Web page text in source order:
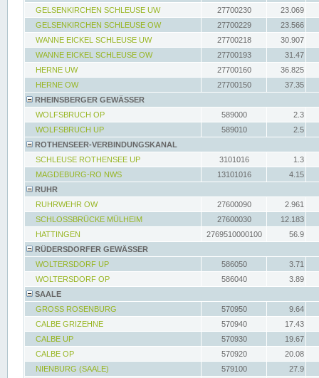
GELSENKIRCHEN SCHLEUSE UW
27700230
23.069
GELSENKIRCHEN SCHLEUSE OW
27700229
23.566
WANNE EICKEL SCHLEUSE UW
27700218
30.907
WANNE EICKEL SCHLEUSE OW
27700193
31.47
HERNE UW
27700160
36.825
HERNE OW
27700150
37.35
RHEINSBERGER GEWÄSSER
WOLFSBRUCH OP
589000
2.3
WOLFSBRUCH UP
589010
2.5
ROTHENSEER-VERBINDUNGSKANAL
SCHLEUSE ROTHENSEE UP
3101016
1.3
MAGDEBURG-RO NWS
13101016
4.15
RUHR
RUHRWEHR OW
27600090
2.961
SCHLOSSBRÜCKE MÜLHEIM
27600030
12.183
HATTINGEN
2769510000100
56.9
RÜDERSDORFER GEWÄSSER
WOLTERSDORF UP
586050
3.71
WOLTERSDORF OP
586040
3.89
SAALE
GROSS ROSENBURG
570950
9.64
CALBE GRIZEHNE
570940
17.43
CALBE UP
570930
19.67
CALBE OP
570920
20.08
NIENBURG (SAALE)
579100
27.9